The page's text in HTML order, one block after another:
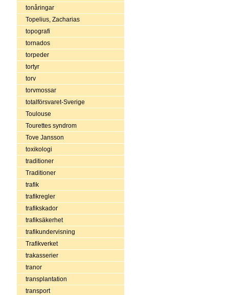
tonåringar
Topelius, Zacharias
topografi
tornados
torpeder
tortyr
torv
torvmossar
totalförsvaret-Sverige
Toulouse
Tourettes syndrom
Tove Jansson
toxikologi
traditioner
Traditioner
trafik
trafikregler
trafikskador
trafiksäkerhet
trafikundervisning
Trafikverket
trakasserier
tranor
transplantation
transport